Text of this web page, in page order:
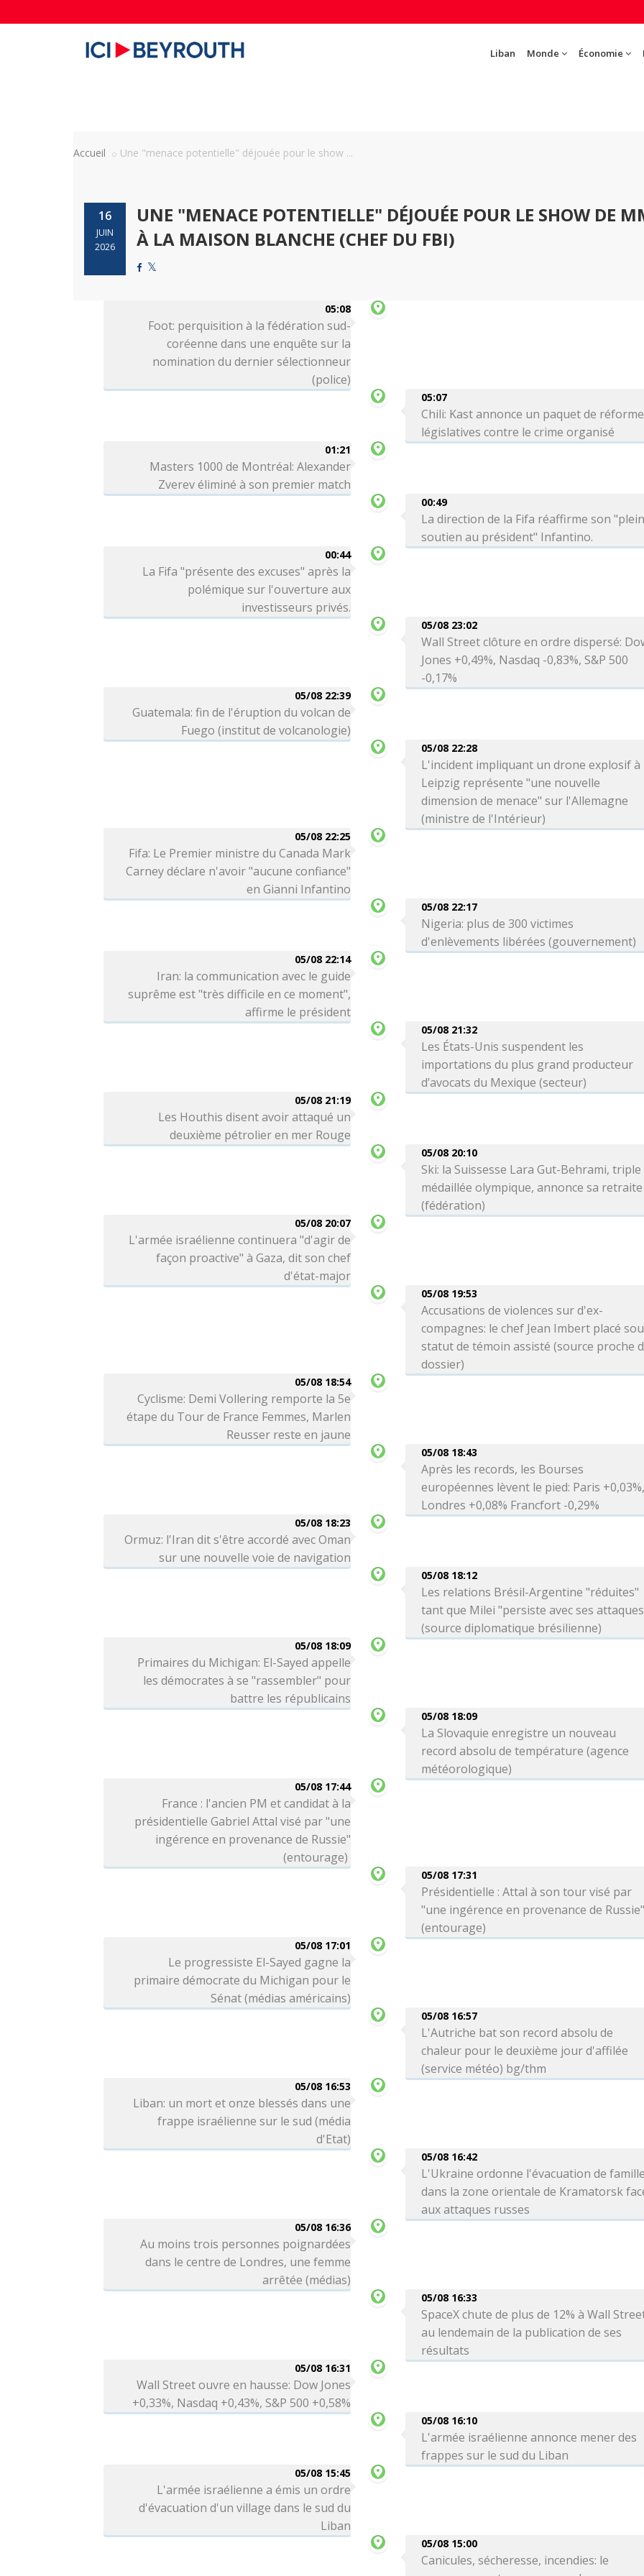
Liban Monde Économie
Accueil Une "menace potentielle" déjouée pour le show ...
16
JUIN
2026
UNE "MENACE POTENTIELLE" DÉJOUÉE POUR LE SHOW DE
À LA MAISON BLANCHE (CHEF DU FBI)
05:08
Foot: perquisition à la fédération sud-
coréenne dans une enquête sur la
nomination du dernier sélectionneur
(police)
05:07
Chili: Kast annonce un paquet de
législatives contre le crime organisé
01:21
Masters 1000 de Montréal: Alexander
Zverev éliminé à son premier match
00:49
La direction de la Fifa réaffirme son
soutien au président" Infantino.
00:44
La Fifa "présente des excuses" après la
polémique sur l'ouverture aux
investisseurs privés.
05/08 23:02
Wall Street clôture en ordre dispersé:
Jones +0,49%, Nasdaq -0,83%, S&P 500
-0,17%
05/08 22:39
Guatemala: fin de l'éruption du volcan de
Fuego (institut de volcanologie)
05/08 22:28
L'incident impliquant un drone explosif à
Leipzig représente "une nouvelle
dimension de menace" sur l'Allemagne
(ministre de l'Intérieur)
05/08 22:25
Fifa: Le Premier ministre du Canada Mark
Carney déclare n'avoir "aucune confiance"
en Gianni Infantino
05/08 22:17
Nigeria: plus de 300 victimes
d'enlèvements libérées (gouvernement)
05/08 22:14
Iran: la communication avec le guide
suprême est "très difficile en ce moment",
affirme le président
05/08 21:32
Les États-Unis suspendent les
importations du plus grand producteur
d’avocats du Mexique (secteur)
05/08 21:19
Les Houthis disent avoir attaqué un
deuxième pétrolier en mer Rouge
05/08 20:10
Ski: la Suissesse Lara Gut-Behrami, triple
médaillée olympique, annonce sa retraite
(fédération)
05/08 20:07
L'armée israélienne continuera "d'agir de
façon proactive" à Gaza, dit son chef
d'état-major
05/08 19:53
Accusations de violences sur d'ex-
compagnes: le chef Jean Imbert placé
statut de témoin assisté (source proche
dossier)
05/08 18:54
Cyclisme: Demi Vollering remporte la 5e
étape du Tour de France Femmes, Marlen
Reusser reste en jaune
05/08 18:43
Après les records, les Bourses
européennes lèvent le pied: Paris
Londres +0,08% Francfort -0,29%
05/08 18:23
Ormuz: l'Iran dit s'être accordé avec Oman
sur une nouvelle voie de navigation
05/08 18:12
Les relations Brésil-Argentine "réduites"
tant que Milei "persiste avec ses
(source diplomatique brésilienne)
05/08 18:09
Primaires du Michigan: El-Sayed appelle
les démocrates à se "rassembler" pour
battre les républicains
05/08 18:09
La Slovaquie enregistre un nouveau
record absolu de température (agence
météorologique)
05/08 17:44
France : l'ancien PM et candidat à la
présidentielle Gabriel Attal visé par "une
ingérence en provenance de Russie"
(entourage)
05/08 17:31
Présidentielle : Attal à son tour visé par
"une ingérence en provenance de
(entourage)
05/08 17:01
Le progressiste El-Sayed gagne la
primaire démocrate du Michigan pour le
Sénat (médias américains)
05/08 16:57
L'Autriche bat son record absolu de
chaleur pour le deuxième jour d'affilée
(service météo) bg/thm
05/08 16:53
Liban: un mort et onze blessés dans une
frappe israélienne sur le sud (média
d'Etat)
05/08 16:42
L'Ukraine ordonne l'évacuation de
dans la zone orientale de Kramatorsk
aux attaques russes
05/08 16:36
Au moins trois personnes poignardées
dans le centre de Londres, une femme
arrêtée (médias)
05/08 16:33
SpaceX chute de plus de 12% à Wall
au lendemain de la publication de ses
résultats
05/08 16:31
Wall Street ouvre en hausse: Dow Jones
+0,33%, Nasdaq +0,43%, S&P 500 +0,58%
05/08 16:10
L'armée israélienne annonce mener des
frappes sur le sud du Liban
05/08 15:45
L'armée israélienne a émis un ordre
d'évacuation d'un village dans le sud du
Liban
05/08 15:00
Canicules, sécheresse, incendies: le